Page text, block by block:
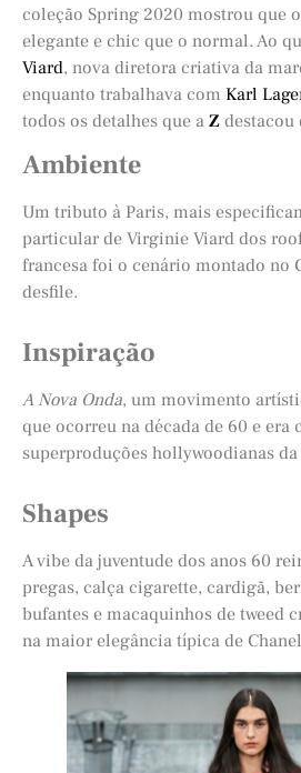
coleção Spring 2020 mostrou que
elegante e chic que o normal. Ao
Viard, nova diretora criativa da
enquanto trabalhava com Karl
todos os detalhes que a Z destacou
Ambiente
Um tributo à Paris, mais
particular de Virginie Viard dos
francesa foi o cenário montado no
desfile.
Inspiração
A Nova Onda, um movimento
que ocorreu na década de 60 e era
superproduções hollywoodianas da
Shapes
A vibe da juventude dos anos 60
pregas, calça cigarette, cardigã,
bufantes e macaquinhos de tweed
na maior elegância típica de